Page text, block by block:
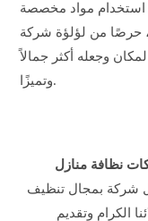
مع استخدام مواد مخصصة
حرصًا من لؤلؤة شركة
وجعله أكثر جمالاً
وتميزًا.
نظافة منازل
شركة بمجال تنظيف
الكرام وتقديم